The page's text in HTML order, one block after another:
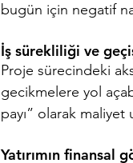
bugün için negatif
İş sürekliliği ve
Proje sürecindeki
gecikmelere yol
payı” olarak maliyet
Yatırımın finansal